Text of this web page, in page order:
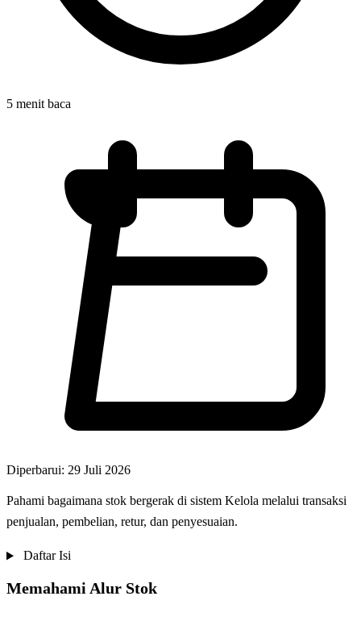
5 menit baca
Diperbarui: 29 Juli 2026
Pahami bagaimana stok bergerak di sistem Kelola melalui transaksi
penjualan, pembelian, retur, dan penyesuaian.
Daftar Isi
Memahami Alur Stok